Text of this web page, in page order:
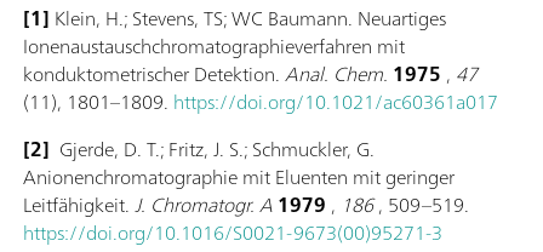
[1] Klein, H.; Stevens, TS; WC Baumann. Neuartiges
Ionenaustauschchromatographieverfahren mit
konduktometrischer Detektion.Anal. Chem. 1975 , 47
(11), 1801–1809. https://doi.org/10.1021/ac60361a017
[2] Gjerde, D. T.; Fritz, J. S.; Schmuckler, G.
Anionenchromatographie mit Eluenten mit geringer
Leitfähigkeit.J. Chromatogr. A1979 , 186, 509–519.
https://doi.org/10.1016/S0021-9673(00)95271-3